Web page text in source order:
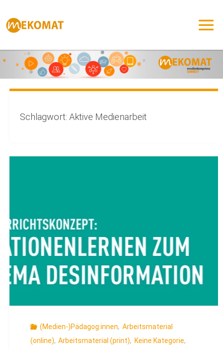
Inhalt
springen
Schlagwort: Aktive Medienarbeit
(Medien-)Pädagog:innen, Arbeitsmaterial
(online), Arbeitsmaterial (print), Keine Kategorie,